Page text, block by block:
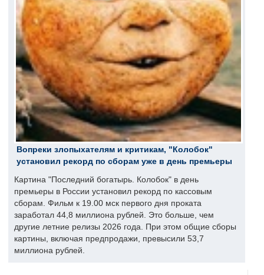
Вопреки злопыхателям и критикам, "Колобок"
установил рекорд по сборам уже в день премьеры
Картина "Последний богатырь. Колобок" в день
премьеры в России установил рекорд по кассовым
сборам. Фильм к 19.00 мск первого дня проката
заработал 44,8 миллиона рублей. Это больше, чем
другие летние релизы 2026 года. При этом общие сборы
картины, включая предпродажи, превысили 53,7
миллиона рублей.